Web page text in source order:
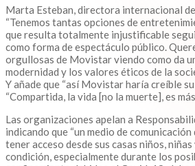
Marta Esteban, directora internacional
“Tenemos tantas opciones de
que resulta totalmente injustificable
como forma de espectáculo público.
orgullosas de Movistar viendo como da
modernidad y los valores éticos de la
Y añade que “así Movistar haría creíble
“Compartida, la vida [no la muerte], es
Las organizaciones apelan a
indicando que “un medio de comunicación
tener acceso desde sus casas niños,
condición, especialmente durante los